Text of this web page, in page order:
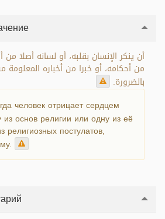
أن ينكر الإنسان بقلبه، أو لسانه أصلا
من أحكامه، أو خبرا من أخباره المعلومة
بالضرورة.
человек отрицает сердцем
основ религии или одну из её
постулатов,